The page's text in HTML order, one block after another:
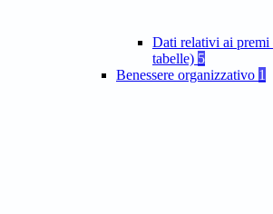
Dati relativi ai premi
tabelle) 5
Benessere organizzativo 1